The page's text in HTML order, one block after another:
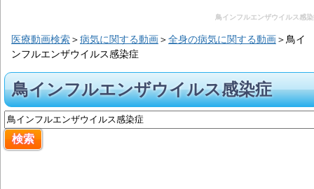
鳥インフルエンザウイルス感
医療動画検索＞病気に関する動画＞全身の病気に関する動画＞ 鳥イ
ンフルエンザウイルス感染症
鳥インフルエンザウイルス感染症